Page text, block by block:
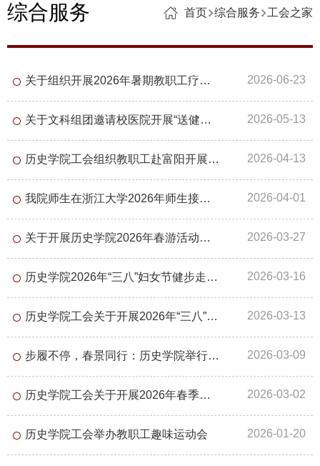
综合服务 首页 综合服务 工会之家
关于组织开展2026年暑期教职工疗休养活动的通知 2026-06-23
关于文科组团邀请校医院开展“送健康到院系”应急救护与健康生活专题活动的通知 2026-05-13
历史学院工会组织教职工赴富阳开展春游活动 2026-04-13
我院师生在浙江大学2026年师生接力赛中取得佳绩 2026-04-01
关于开展历史学院2026年春游活动的通知 2026-03-27
历史学院2026年“三八”妇女节健步走活动顺利举行 2026-03-16
历史学院工会关于开展2026年“三八”妇女节女教职工活动的通知 2026-03-13
步履不停，春景同行：历史学院举行2026年春季教职工健步走活动 2026-03-09
历史学院工会关于开展2026年春季健步走活动的通知 2026-03-02
历史学院工会举办教职工趣味运动会 2026-01-20